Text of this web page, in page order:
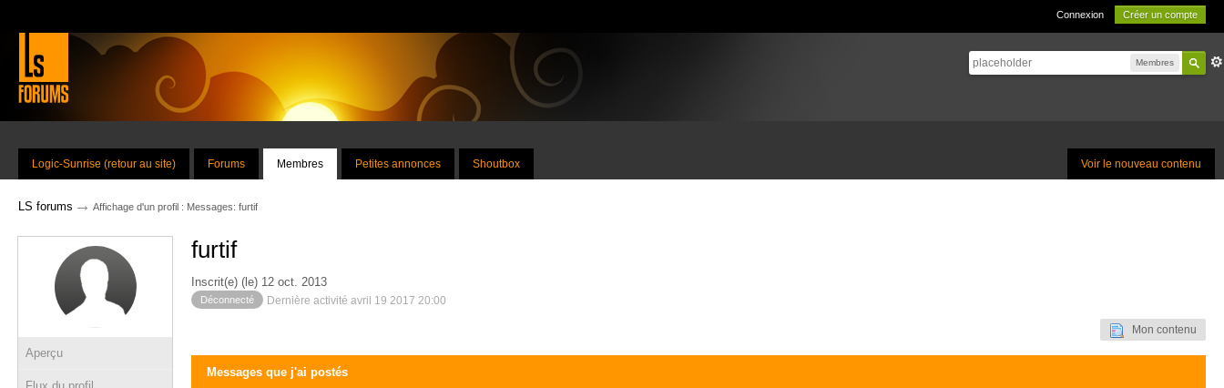
Connexion Créer un compte
Membres
Voir le nouveau contenu
Logic-Sunrise (retour au site) Forums Membres Petites annonces Shoutbox
LS forums → Affichage d'un profil : Messages: furtif
Aperçu
furtif
Inscrit(e) (le) 12 oct. 2013
Déconnecté Dernière activité avril 19 2017 20:00
Mon contenu
Messages que j'ai postés